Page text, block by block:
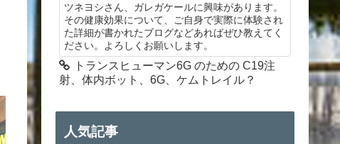
ツネヨシさん、ガレガケールに興味があります。
その健康効果について、ご自身で実際に体験され
た詳細が書かれたブログなどあればぜひ教えてく
ださい。よろしくお願いします。
トランスヒューマン6G のための C19注
射、体内ボット、6G、ケムトレイル？
人気記事